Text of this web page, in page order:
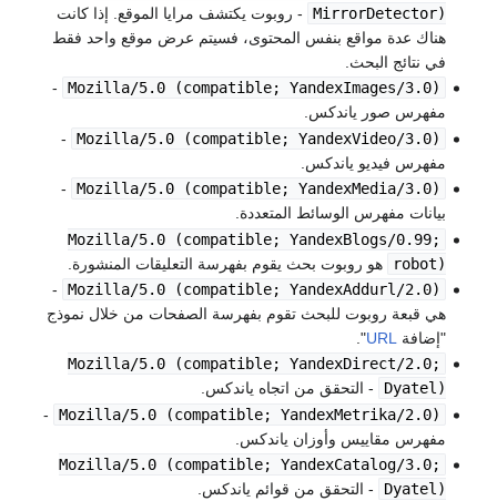
MirrorDetector)
- روبوت يكتشف مرايا الموقع. إذا كانت
هناك عدة مواقع بنفس المحتوى، فسيتم عرض موقع واحد فقط
في نتائج البحث.
Mozilla/5.0 (compatible; YandexImages/3.0)
-
مفهرس صور ياندكس.
Mozilla/5.0 (compatible; YandexVideo/3.0)
-
مفهرس فيديو ياندكس.
Mozilla/5.0 (compatible; YandexMedia/3.0)
-
بيانات مفهرس الوسائط المتعددة.
Mozilla/5.0 (compatible; YandexBlogs/0.99;
robot)
هو روبوت بحث يقوم بفهرسة التعليقات المنشورة.
Mozilla/5.0 (compatible; YandexAddurl/2.0)
-
هي قبعة روبوت للبحث تقوم بفهرسة الصفحات من خلال نموذج
"إضافة
URL
".
Mozilla/5.0 (compatible; YandexDirect/2.0;
Dyatel)
- التحقق من اتجاه ياندكس.
Mozilla/5.0 (compatible; YandexMetrika/2.0)
-
مفهرس مقاييس وأوزان ياندكس.
Mozilla/5.0 (compatible; YandexCatalog/3.0;
Dyatel)
- التحقق من قوائم ياندكس.